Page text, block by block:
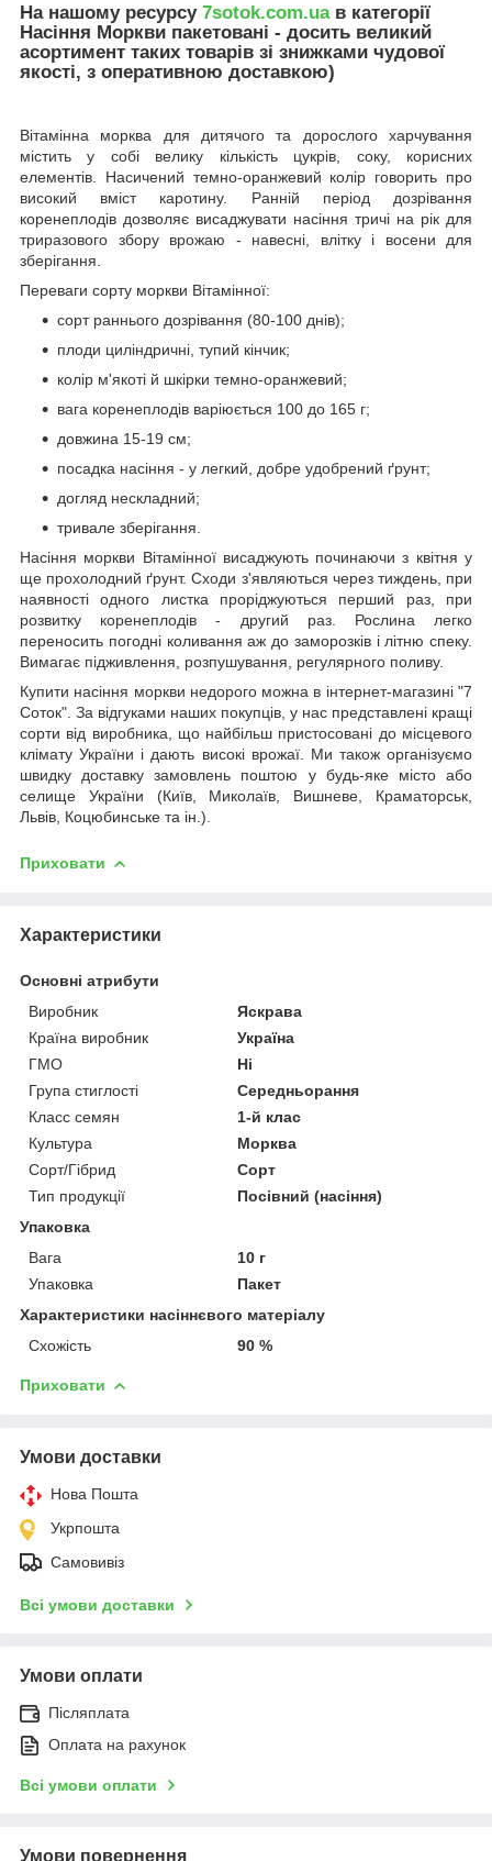
На нашому ресурсу 7sotok.com.uaв категорії
Насіння Моркви пакетовані - досить великий
асортимент таких товарів зі знижками чудової
якості, з оперативною доставкою)
Вітамінна морква для дитячого та дорослого харчування
містить у собі велику кількість цукрів, соку, корисних
елементів. Насичений темно-оранжевий колір говорить про
високий вміст каротину. Ранній період дозрівання
коренеплодів дозволяє висаджувати насіння тричі на рік для
триразового збору врожаю - навесні, влітку і восени для
зберігання.
Переваги сорту моркви Вітамінної:
сорт раннього дозрівання (80-100 днів);
плоди циліндричні, тупий кінчик;
колір м'якоті й шкірки темно-оранжевий;
вага коренеплодів варіюється 100 до 165 г;
довжина 15-19 см;
посадка насіння - у легкий, добре удобрений ґрунт;
догляд нескладний;
тривале зберігання.
Насіння моркви Вітамінної висаджують починаючи з квітня у
ще прохолодний ґрунт. Сходи з'являються через тиждень, при
наявності одного листка проріджуються перший раз, при
розвитку коренеплодів - другий раз. Рослина легко
переносить погодні коливання аж до заморозків і літню спеку.
Вимагає підживлення, розпушування, регулярного поливу.
Купити насіння моркви недорого можна в інтернет-магазині "7
Соток". За відгуками наших покупців, у нас представлені кращі
сорти від виробника, що найбільш пристосовані до місцевого
клімату України і дають високі врожаї. Ми також організуємо
швидку доставку замовлень поштою у будь-яке місто або
селище України (Київ, Миколаїв, Вишневе, Краматорськ,
Львів, Коцюбинське та ін.).
Приховати
Характеристики
Основні атрибути
Виробник
Яскрава
Країна виробник
Україна
ГМО
Ні
Група стиглості
Середньорання
Класс семян
1-й клас
Культура
Морква
Сорт/Гібрид
Сорт
Тип продукції
Посівний (насіння)
Упаковка
Вага
10 г
Упаковка
Пакет
Характеристики насіннєвого матеріалу
Схожість
90 %
Приховати
Умови доставки
Нова Пошта
Укрпошта
Самовивіз
Всі умови доставки
Умови оплати
Післяплата
Оплата на рахунок
Всі умови оплати
Умови повернення